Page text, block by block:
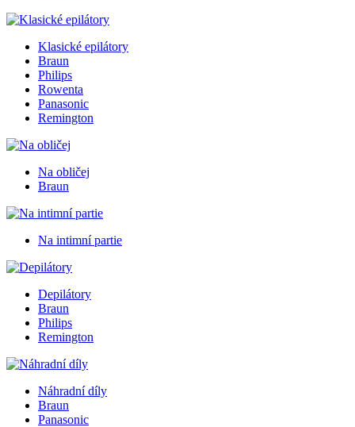
Klasické epilátory
Braun
Philips
Rowenta
Panasonic
Remington
Na obličej
Braun
Na intimní partie
Depilátory
Braun
Philips
Remington
Náhradní díly
Braun
Panasonic